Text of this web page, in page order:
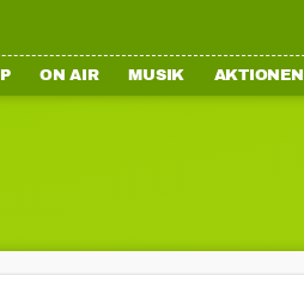
ON AIR MUSIK AKTIONEN